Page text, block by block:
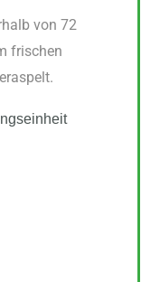
von 72
frischen